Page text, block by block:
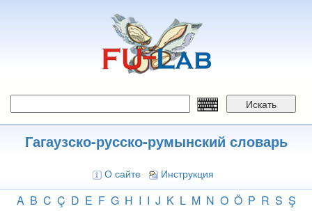
Искать
Гагаузско-русско-румынский словарь
О сайте Инструкция
A B C Ç D E F G H I I J K L M N O Ö P R S Ş